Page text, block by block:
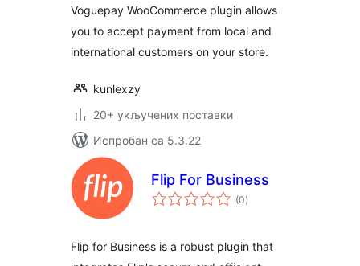
Voguepay WooCommerce plugin allows
you to accept payment from local and
international customers on your store.
kunlexzy
20+ укључених поставки
Испробан са 5.3.22
Flip For Business
(0укупних
оцена
)
Flip for Business is a robust plugin that